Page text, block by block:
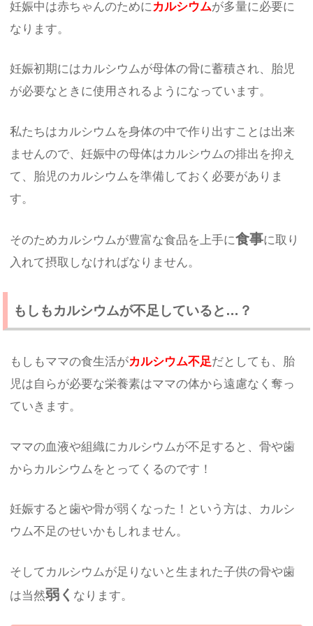
妊娠中は赤ちゃんのためにカルシウムが多量に必要に
なります。
妊娠初期にはカルシウムが母体の骨に蓄積され、胎児
が必要なときに使用されるようになっています。
私たちはカルシウムを身体の中で作り出すことは出来
ませんので、妊娠中の母体はカルシウムの排出を抑え
て、胎児のカルシウムを準備しておく必要がありま
す。
そのためカルシウムが豊富な食品を上手に食事に取り
入れて摂取しなければなりません。
もしもカルシウムが不足していると…？
もしもママの食生活がカルシウム不足だとしても、胎
児は自らが必要な栄養素はママの体から遠慮なく奪っ
ていきます。
ママの血液や組織にカルシウムが不足すると、骨や歯
からカルシウムをとってくるのです！
妊娠すると歯や骨が弱くなった！という方は、カルシ
ウム不足のせいかもしれません。
そしてカルシウムが足りないと生まれた子供の骨や歯
は当然弱く なります。